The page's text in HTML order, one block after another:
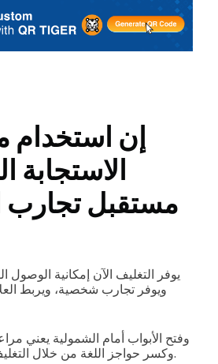
إن استخدام
الاستجابة
مستقبل تجارب
يوفر التغليف الآن إمكانية الوصول
ويوفر تجارب شخصية، ويربط
وفتح الأبواب أمام الشمولية يعني
وكسر حواجز اللغة من خلال التغليف الذي يناسب الجميع.